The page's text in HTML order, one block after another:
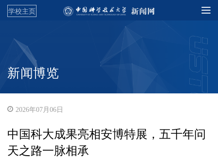
学校主页
新闻博览
2026年07月06日
中国科大成果亮相安博特展，五千年问
天之路一脉相承